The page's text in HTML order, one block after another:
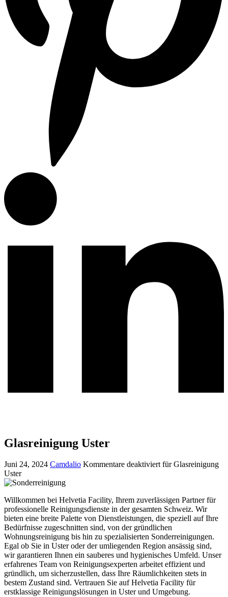
Glasreinigung Uster
Juni 24, 2024 Camdalio Kommentare deaktiviertfür Glasreinigung
Uster
Willkommen bei Helvetia Facility, Ihrem zuverlässigen Partner für
professionelle Reinigungsdienste in der gesamten Schweiz. Wir
bieten eine breite Palette von Dienstleistungen, die speziell auf Ihre
Bedürfnisse zugeschnitten sind, von der gründlichen
Wohnungsreinigung bis hin zu spezialisierten Sonderreinigungen.
Egal ob Sie in Uster oder der umliegenden Region ansässig sind,
wir garantieren Ihnen ein sauberes und hygienisches Umfeld. Unser
erfahrenes Team von Reinigungsexperten arbeitet effizient und
gründlich, um sicherzustellen, dass Ihre Räumlichkeiten stets in
bestem Zustand sind. Vertrauen Sie auf Helvetia Facility für
erstklassige Reinigungslösungen in Uster und Umgebung.